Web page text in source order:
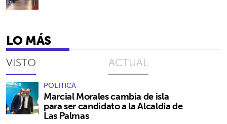
LO MÁS
VISTO ACTUAL
POLÍTICA
Marcial Morales cambia de isla
para ser candidato a la Alcaldía de
Las Palmas